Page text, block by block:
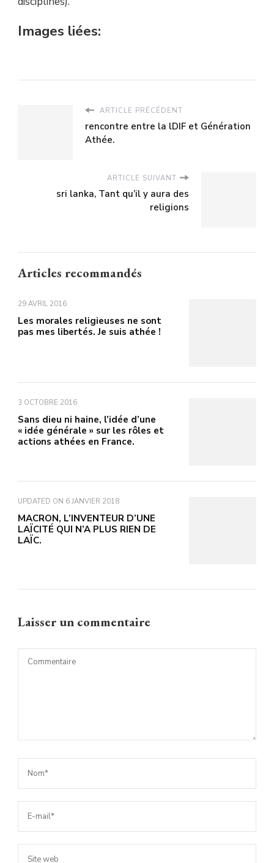
Images liées:
ARTICLE PRÉCÉDENT
rencontre entre la lDIF et Génération
Athée.
ARTICLE SUIVANT
sri lanka, Tant qu’il y aura des
religions
Articles recommandés
29 AVRIL 2016
Les morales religieuses ne sont
pas mes libertés. Je suis athée !
3 OCTOBRE 2016
Sans dieu ni haine, l’idée d’une
« idée générale » sur les rôles et
actions athées en France.
UPDATED ON 6 JANVIER 2018
MACRON, L’INVENTEUR D’UNE
LAÏCITÉ QUI N’A PLUS RIEN DE
LAÏC.
Laisser un commentaire